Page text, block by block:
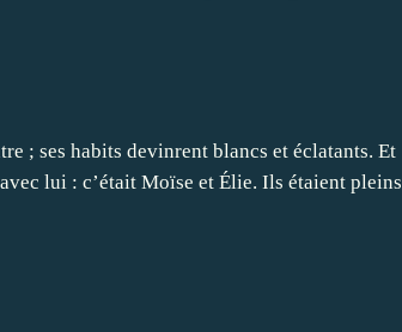
; ses habits devinrent blancs et éclatants. Et
lui : c’était Moïse et Élie. Ils étaient pleins